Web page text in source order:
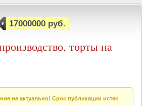
17000000 руб.
торты на
не актуально! Срок публикации истек